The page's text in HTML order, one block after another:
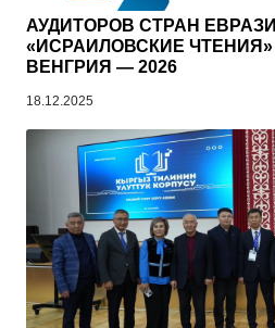
АУДИТОРОВ СТРАН
«ИСРАИЛОВСКИЕ
ВЕНГРИЯ — 2026
18.12.2025